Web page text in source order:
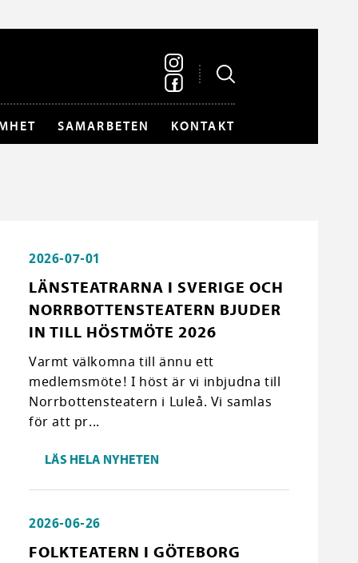
SAMARBETEN KONTAKT
2026-07-01
LÄNSTEATRARNA I SVERIGE OCH
NORRBOTTENSTEATERN BJUDER
IN TILL HÖSTMÖTE 2026
Varmt välkomna till ännu ett
medlemsmöte! I höst är vi inbjudna till
Norrbottensteatern i Luleå. Vi samlas
för att pr...
LÄS HELA NYHETEN
2026-06-26
FOLKTEATERN I GÖTEBORG